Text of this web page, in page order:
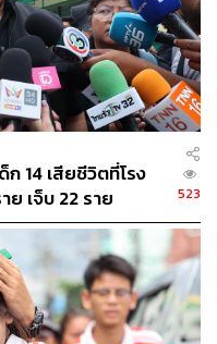
ในพื้นที่ 12 อำเภอ
ธิ์, มายอ, ยะรัง, ไม้แก่น,
, กะพ้อ, หนองจิก และ
ประชาชนได้รับผลกระ
เพิ่มขึ้น
นพื้นที่ 8 อำเภอ ได้แก่
, ธารโต, กรงปินัง, ยะหา
น ประชาชนได้รับผลก
คน ระดับน้ำเพิ่มขึ้น
14 เสียชีวิตที่โรง
เจ็บ 22 ราย
523